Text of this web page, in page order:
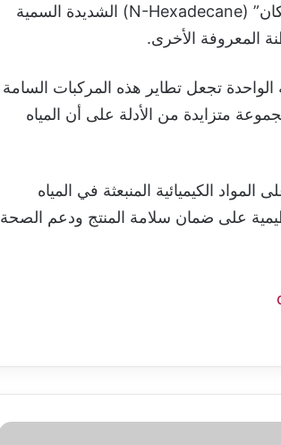
بين هذه المواد الكيميائية، تم اكتشاف مادة “إن-هيكساديكان” (N-Hexadecane) الشديدة السمية
المعروفة الأخرى.
تجعل تطاير هذه المركبات السامة
متزايدة من الأدلة على أن المياه
الكيميائية المنبعثة في المياه
على ضمان سلامة المنتج ودعم الصحة